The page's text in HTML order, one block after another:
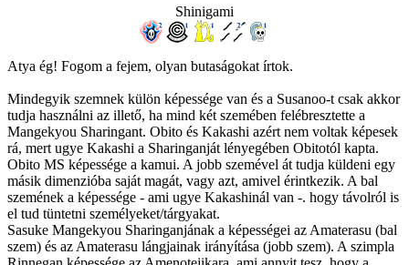
Shinigami
Atya ég! Fogom a fejem, olyan butaságokat írtok.
Mindegyik szemnek külön képessége van és a Susanoo-t csak akkor
tudja használni az illető, ha mind két szemében felébresztette a
Mangekyou Sharingant. Obito és Kakashi azért nem voltak képesek
rá, mert ugye Kakashi a Sharinganját lényegében Obitotól kapta.
Obito MS képessége a kamui. A jobb szemével át tudja küldeni egy
másik dimenzióba saját magát, vagy azt, amivel érintkezik. A bal
szemének a képessége - ami ugye Kakashinál van -. hogy távolról is
el tud tüntetni személyeket/tárgyakat.
Sasuke Mangekyou Sharinganjának a képességei az Amaterasu (bal
szem) és az Amaterasu lángjainak irányítása (jobb szem). A szimpla